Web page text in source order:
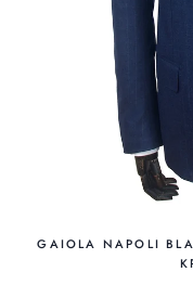
GAIOLA NAPOLI